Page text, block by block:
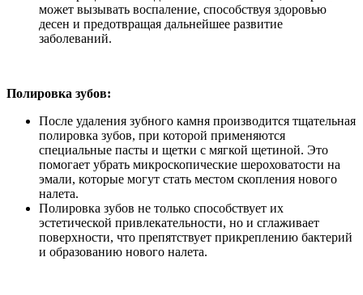
может вызывать воспаление, способствуя здоровью
десен и предотвращая дальнейшее развитие
заболеваний.
Полировка зубов:
После удаления зубного камня производится тщательная
полировка зубов, при которой применяются
специальные пасты и щетки с мягкой щетиной. Это
помогает убрать микроскопические шероховатости на
эмали, которые могут стать местом скопления нового
налета.
Полировка зубов не только способствует их
эстетической привлекательности, но и сглаживает
поверхности, что препятствует прикреплению бактерий
и образованию нового налета.